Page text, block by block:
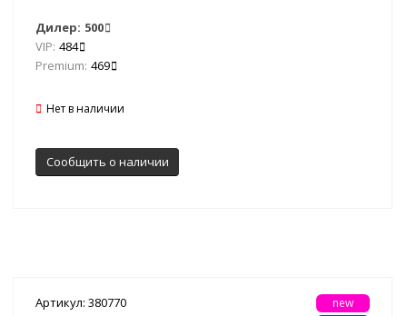
Дилер: 500
VIP: 484
Premium: 469
Нет в наличии
Сообщить о наличии
Артикул: 380770 new